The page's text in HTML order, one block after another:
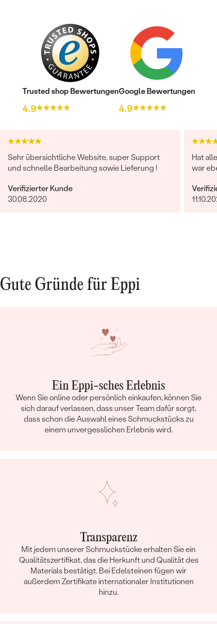
Trusted shop Bewertungen
4.9
Google Bewertungen
4.9
Sehr übersichtliche Website, super Support
und schnelle Bearbeitung sowie Lieferung !
Verifizierter Kunde
30.08.2020
Hat
war
Gute Gründe für Eppi
Ein Eppi-sches Erlebnis
Wenn Sie online oder persönlich einkaufen, können Sie
sich darauf verlassen, dass unser Team dafür sorgt,
dass schon die Auswahl eines Schmuckstücks zu
einem unvergesslichen Erlebnis wird.
Transparenz
Mit jedem unserer Schmuckstücke erhalten Sie ein
Qualitätszertifikat, das die Herkunft und Qualität des
Materials bestätigt. Bei Edelsteinen fügen wir
außerdem Zertifikate internationaler Institutionen
hinzu.